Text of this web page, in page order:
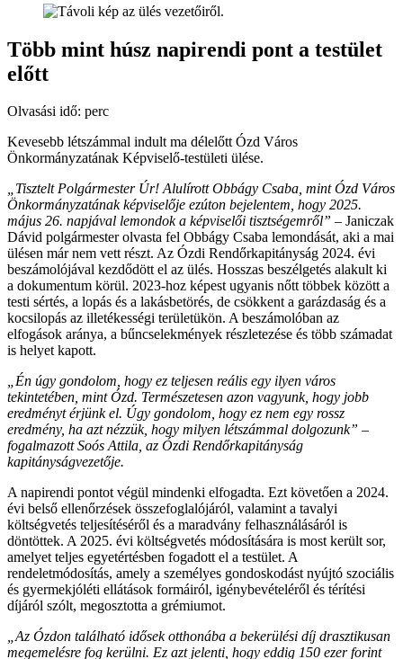
Több mint húsz napirendi pont a testület
előtt
Olvasási idő: perc
Kevesebb létszámmal indult ma délelőtt Ózd Város
Önkormányzatának Képviselő-testületi ülése.
„Tisztelt Polgármester Úr! Alulírott Obbágy Csaba, mint Ózd Város
Önkormányzatának képviselője ezúton bejelentem, hogy 2025.
május 26. napjával lemondok a képviselői tisztségemről” – Janiczak
Dávid polgármester olvasta fel Obbágy Csaba lemondását, aki a mai
ülésen már nem vett részt. Az Ózdi Rendőrkapitányság 2024. évi
beszámolójával kezdődött el az ülés. Hosszas beszélgetés alakult ki
a dokumentum körül. 2023-hoz képest ugyanis nőtt többek között a
testi sértés, a lopás és a lakásbetörés, de csökkent a garázdaság és a
kocsilopás az illetékességi területükön. A beszámolóban az
elfogások aránya, a bűncselekmények részletezése és több számadat
is helyet kapott.
„Én úgy gondolom, hogy ez teljesen reális egy ilyen város
tekintetében, mint Ózd. Természetesen azon vagyunk, hogy jobb
eredményt érjünk el. Úgy gondolom, hogy ez nem egy rossz
eredmény, ha azt nézzük, hogy milyen létszámmal dolgozunk” –
fogalmazott Soós Attila, az Ózdi Rendőrkapitányság
kapitányságvezetője.
A napirendi pontot végül mindenki elfogadta. Ezt követően a 2024.
évi belső ellenőrzések összefoglalójáról, valamint a tavalyi
költségvetés teljesítéséről és a maradvány felhasználásáról is
döntöttek. A 2025. évi költségvetés módosítására is most került sor,
amelyet teljes egyetértésben fogadott el a testület. A
rendeletmódosítás, amely a személyes gondoskodást nyújtó szociális
és gyermekjóléti ellátások formáiról, igénybevételéről és térítési
díjáról szólt, megosztotta a grémiumot.
„Az Ózdon található idősek otthonába a bekerülési díj drasztikusan
megemelésre fog kerülni. Ez azt jelenti, hogy eddig 150 ezer forint